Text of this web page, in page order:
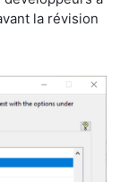
la révision